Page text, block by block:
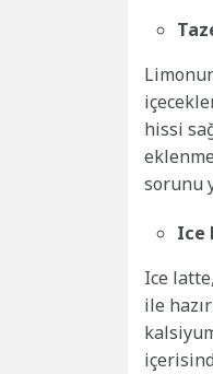
hissi
sorunu
Ice
Ice
ile